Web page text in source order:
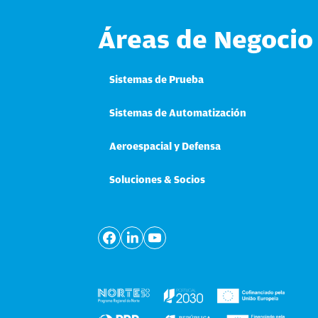
Áreas de Negocio
Sistemas de Prueba
Sistemas de Automatización
Aeroespacial y Defensa
Soluciones & Socios